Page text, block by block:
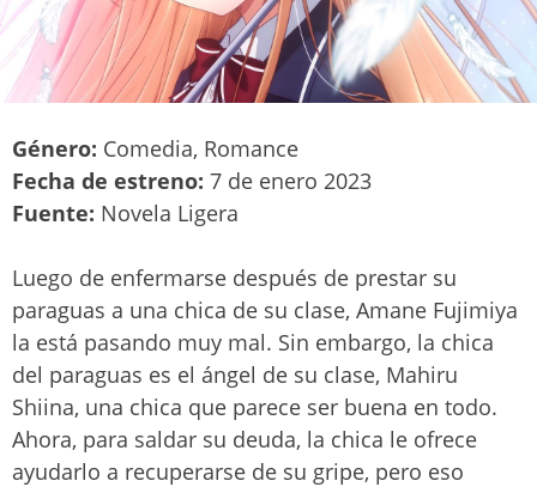
Género: Comedia, Romance
Fecha de estreno: 7 de enero 2023
Fuente: Novela Ligera
Luego de enfermarse después de prestar su
paraguas a una chica de su clase, Amane Fujimiya
la está pasando muy mal. Sin embargo, la chica
del paraguas es el ángel de su clase, Mahiru
Shiina, una chica que parece ser buena en todo.
Ahora, para saldar su deuda, la chica le ofrece
ayudarlo a recuperarse de su gripe, pero eso